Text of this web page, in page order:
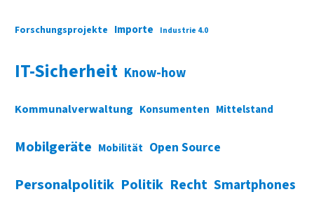
Forschungsprojekte Importe Industrie 4.0
IT-Sicherheit Know-how
Kommunalverwaltung Konsumenten Mittelstand
Mobilgeräte Mobilität Open Source
Personalpolitik Politik Recht Smartphones